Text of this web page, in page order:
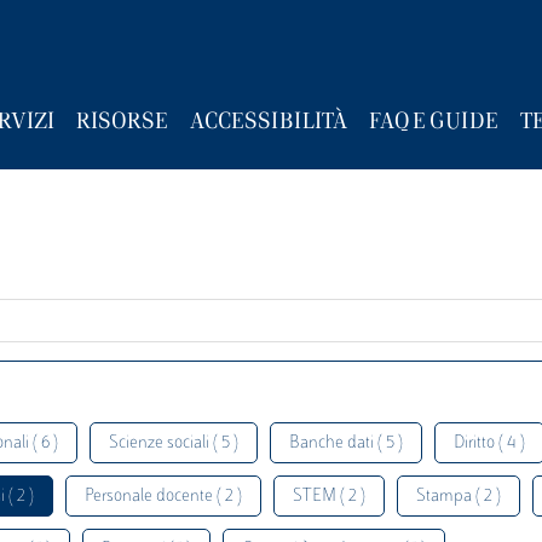
RISORSE ACCESSIBILITÀ FAQ E GUIDE
( 6 ) Scienze sociali ( 5 ) Banche dati ( 5 ) Diritto ( 4 )
( 2 ) Personale docente ( 2 ) STEM ( 2 ) Stampa ( 2 )